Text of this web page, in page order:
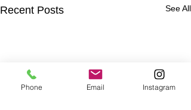
Recent Posts See All
Phone Email Instagram